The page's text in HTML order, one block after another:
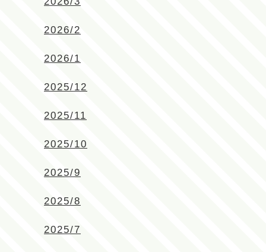
2026/2
2026/1
2025/12
2025/11
2025/10
2025/9
2025/8
2025/7